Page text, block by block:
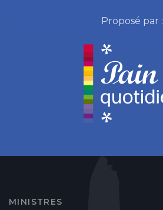
Proposé par :
MINISTRES